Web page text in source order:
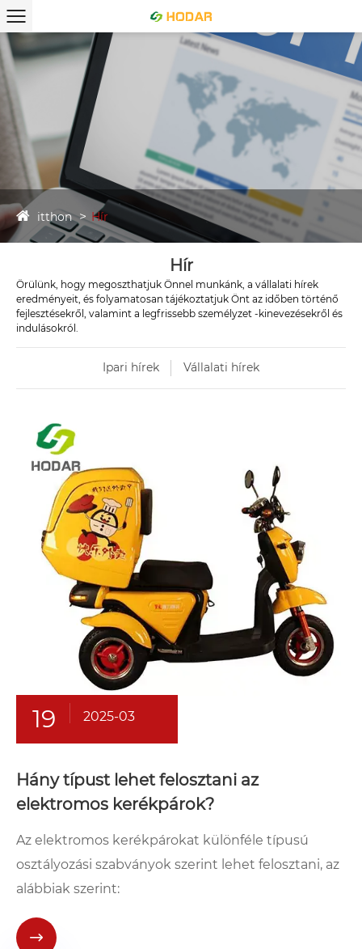
itthon Hír
Hír
Örülünk, hogy megoszthatjuk Önnel munkánk, a vállalati hírek
eredményeit, és folyamatosan tájékoztatjuk Önt az időben történő
fejlesztésekről, valamint a legfrissebb személyzet -kinevezésekről és
indulásokról.
Ipari hírek Vállalati hírek
19 2025-03
Hány típust lehet felosztani az
elektromos kerékpárok?
Az elektromos kerékpárokat különféle típusú
osztályozási szabványok szerint lehet felosztani, az
alábbiak szerint:
